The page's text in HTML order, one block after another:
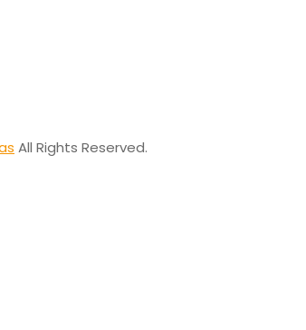
All Rights Reserved.